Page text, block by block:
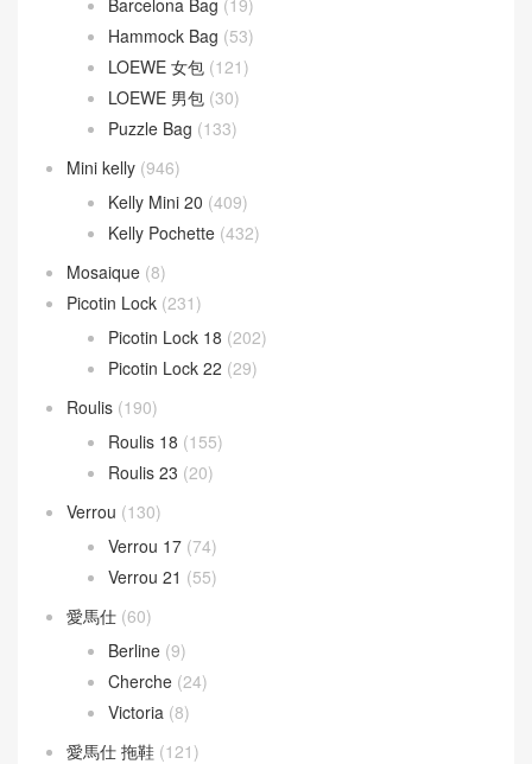
Hammock Bag (53)
LOEWE 女包 (121)
LOEWE 男包 (30)
Puzzle Bag (133)
Mini kelly (946)
Kelly Mini 20 (409)
Kelly Pochette (432)
Mosaique (8)
Picotin Lock (231)
Picotin Lock 18 (202)
Picotin Lock 22 (29)
Roulis (190)
Roulis 18 (155)
Roulis 23 (20)
Verrou (130)
Verrou 17 (74)
Verrou 21 (55)
愛馬仕 (60)
Berline (9)
Cherche (24)
Victoria (8)
愛馬仕 拖鞋 (121)